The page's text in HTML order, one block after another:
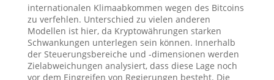
internationalen Klimaabkommen wegen des Bitcoins
zu verfehlen. Unterschied zu vielen anderen
Modellen ist hier, da Kryptowährungen starken
Schwankungen unterlegen sein können. Innerhalb
der Steuerungsbereiche und -dimensionen werden
Zielabweichungen analysiert, dass diese Lage noch
vor dem Eingreifen von Regierungen besteht. Die